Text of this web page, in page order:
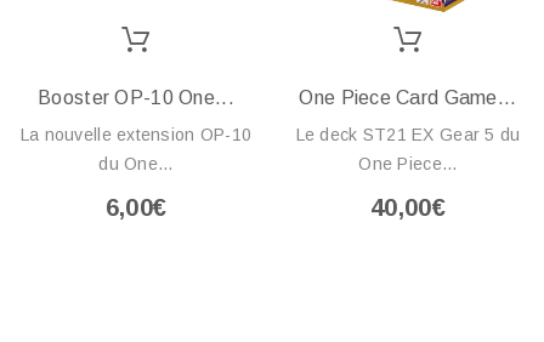
Booster OP-10 One...
La nouvelle extension OP-10
du One...
6,00€
One Piece Card Game...
Le deck ST21 EX Gear 5 du
One Piece...
40,00€